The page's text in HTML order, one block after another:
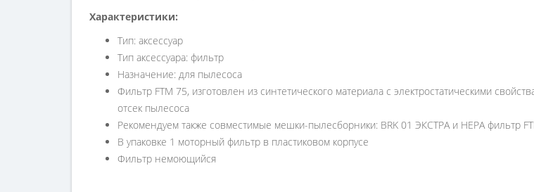
Характеристики:
Тип: аксессуар
Тип аксессуара: фильтр
Назначение: для пылесоса
Фильтр FTM 75, изготовлен из синтетического материала с электростатическими
отсек пылесоса
Рекомендуем также совместимые мешки-пылесборники: BRK 01 ЭКСТРА и HEPA фильтр
В упаковке 1 моторный фильтр в пластиковом корпусе
Фильтр немоющийся